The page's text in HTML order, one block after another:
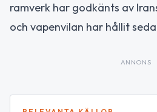
ramverk har godkänts av
och vapenvilan har hållit
ANNONS